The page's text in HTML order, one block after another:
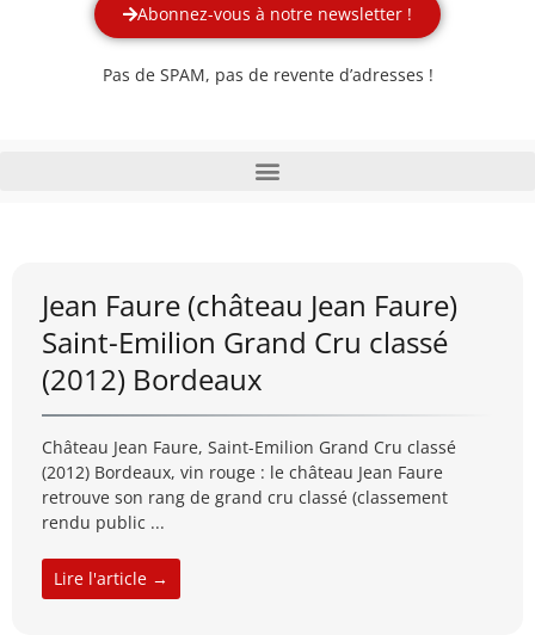
Abonnez-vous à notre newsletter !
Pas de SPAM, pas de revente d’adresses !
Jean Faure (château Jean Faure)
Saint-Emilion Grand Cru classé
(2012) Bordeaux
Château Jean Faure, Saint-Emilion Grand Cru classé
(2012) Bordeaux, vin rouge : le château Jean Faure
retrouve son rang de grand cru classé (classement
rendu public ...
Lire l'article →